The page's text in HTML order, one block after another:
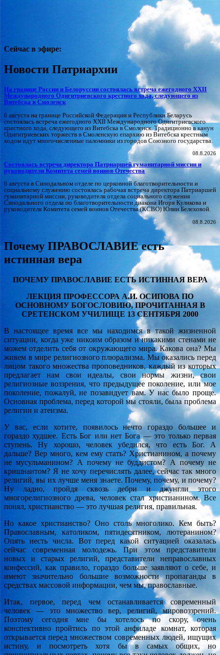
Сейчас в эфире:
Новости Патриархии
На границе России и Белоруссии состоялась встреча ежегодного XXII
Международного Одигитриевского крестного хода, следующего из
Витебска в Смоленск
6 августа на границе Российской Федерации и Республики Беларусь
состоялась встреча ежегодного XXII Международного Одигитриевского
крестного хода, следующего из Витебска в Смоленск. Традиционно в канун
Одигитриевских торжеств в Смоленскую епархию из Витебска крестным
ходом идут многочисленные паломники из городов Союзного государства.
08.8.2026
Состоялась встреча директора Патриаршей гуманитарной миссии и
руководителя Комитета семей воинов Отечества
6 августа в Синодальном отделе по церковной благотворительности и
социальному служению состоялась рабочая встреча директора Патриаршей
гуманитарной миссии, руководителя отдела социального служения
Синодального отдела по благотворительности диакона Игоря Куликова и
руководителя Комитета семей воинов Отечества (КСВО) Юлии Белеховой.
08.8.2026
Почему ПРАВОСЛАВИЕ есть
истинная вера
ПОЧЕМУ ПРАВОСЛАВИЕ ЕСТЬ ИСТИННАЯ ВЕРА
ЛЕКЦИЯ ПРОФЕССОРА А.И. ОСИПОВА ПО
ОСНОВНОМУ БОГОСЛОВИЮ, ПРОЧИТАННАЯ В
СРЕТЕНСКОМ УЧИЛИЩЕ 13 СЕНТЯБРЯ 2000
В настоящее время все мы находимся в такой жизненной
ситуации, когда уже никоим образом и никакими стенами не
можем отделить себя от окружающего мира. Какова она? Мы
живем в мире религиозного плюрализма. Мы оказались перед
лицом такого множества проповедников, каждый из которых
предлагает нам свои идеалы, свои нормы жизни, свои
религиозные воззрения, что предыдущее поколение, или мое
поколение, пожалуй, не позавидует вам. У нас было проще.
Основная проблема, перед которой мы стояли, была проблема
религии и атеизма.
У вас, если хотите, появилось нечто гораздо большее и
гораздо худшее. Есть Бог или нет Бога — это только первая
ступень. Ну хорошо, человек убедился, что есть Бог. А
дальше? Вер много, кем ему стать? Христианином, а почему
не мусульманином? А почему не буддистом? А почему не
кришнаитом? Я не хочу перечислять далее, сейчас так много
религий, вы их лучше меня знаете. Почему, почему, и почему?
Ну ладно, пройдя сквозь дебри и джунгли этого
многорелигиозного древа, человек стал христианином. Все
понял, христианство — это лучшая религия, правильная.
Но какое христианство? Оно столь многолико. Кем быть?
Православным, католиком, пятидесятником, лютеранином?
Опять несть числа. Вот перед какой ситуацией оказалась
сейчас современная молодежь. При этом представители
новых и старых религий, представители неправославных
конфессий, как правило, гораздо больше заявляют о себе, и
имеют значительно большие возможности пропаганды в
средствах массовой информации, чем мы, православные.
Итак, первое, перед чем останавливается современный
человек — это множество вер, религий, мировоззрений.
Поэтому сегодня мне бы хотелось по скору, очень
конспективно пройтись по этой анфиладе комнат, которая
открывается перед множеством современных людей, ищущих
истину, и посмотреть хотя бы в самых общих, но